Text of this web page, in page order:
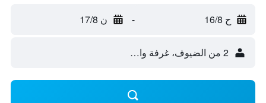
ح 16/8 - ن 17/8
2 من الضيوف، غرفة واحدة